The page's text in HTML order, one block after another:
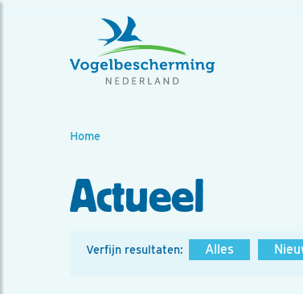
Home
Actueel
Verfijn resultaten: Alles